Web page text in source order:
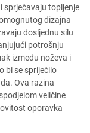
sprječavaju topljenje
dizajna
dosljednu silu
potrošnju
između noževa i
bi se spriječilo
Ova razina
veličine
oporavka